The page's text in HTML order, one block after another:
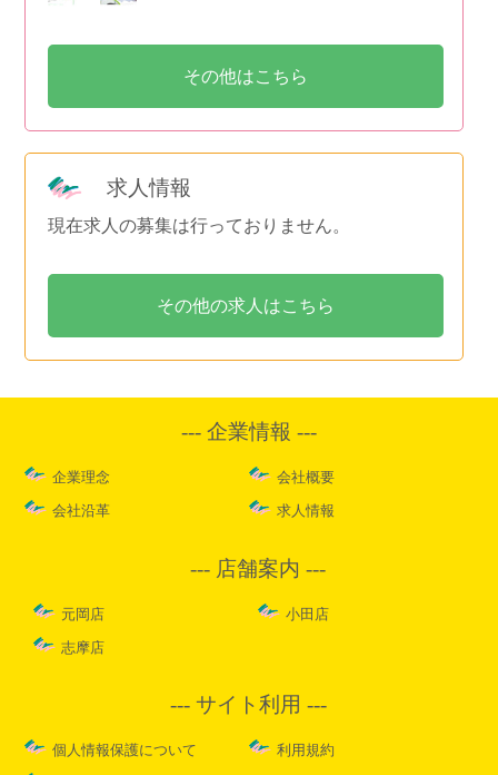
その他はこちら
求人情報
現在求人の募集は行っておりません。
その他の求人はこちら
企業情報
企業理念 会社概要
会社沿革 求人情報
店舗案内
元岡店 小田店
志摩店
サイト利用
個人情報保護について 利用規約